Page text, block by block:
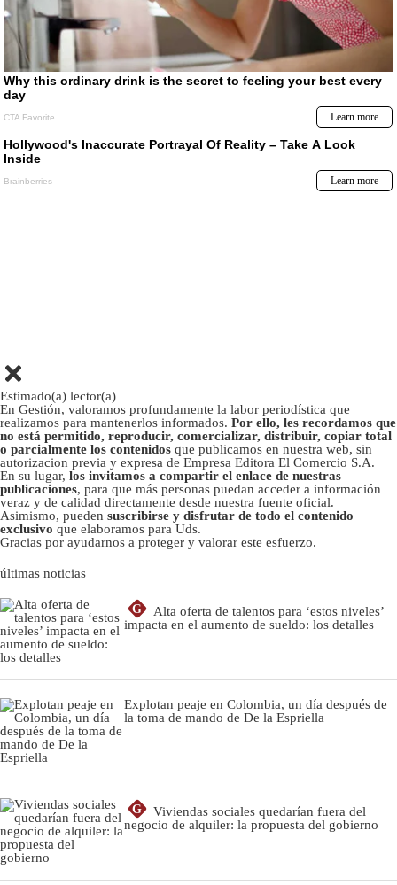
Estimado(a) lector(a)
En Gestión, valoramos profundamente la labor periodística que
realizamos para mantenerlos informados. Por ello, les recordamos que
no está permitido, reproducir, comercializar, distribuir, copiar total
o parcialmente los contenidos que publicamos en nuestra web, sin
autorizacion previa y expresa de Empresa Editora El Comercio S.A.
En su lugar, los invitamos a compartir el enlace de nuestras
publicaciones, para que más personas puedan acceder a información
veraz y de calidad directamente desde nuestra fuente oficial.
Asimismo, pueden suscribirse y disfrutar de todo el contenido
exclusivo que elaboramos para Uds.
Gracias por ayudarnos a proteger y valorar este esfuerzo.
últimas noticias
G
Alta oferta de talentos para ‘estos niveles’
impacta en el aumento de sueldo: los detalles
Explotan peaje en Colombia, un día después de
la toma de mando de De la Espriella
G
Viviendas sociales quedarían fuera del
negocio de alquiler: la propuesta del gobierno